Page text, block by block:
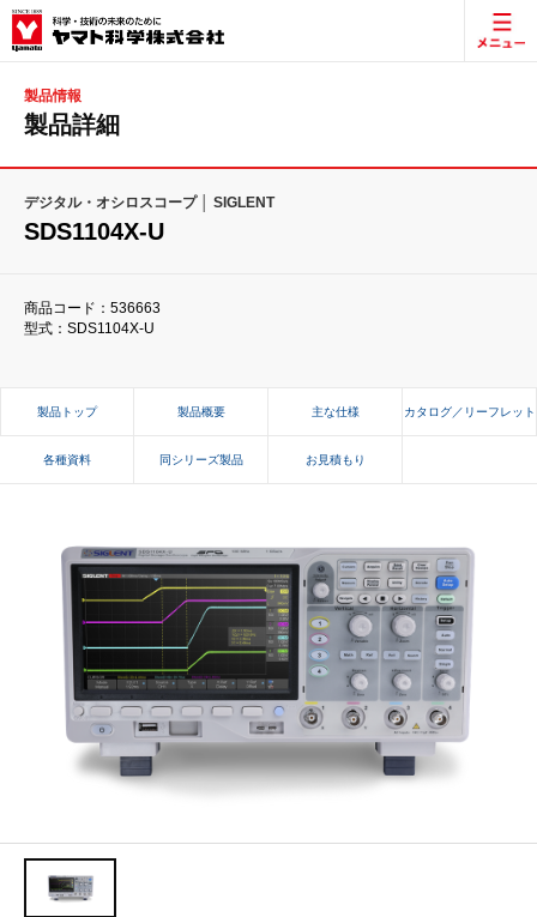
製品情報
製品詳細
デジタル・オシロスコープ │ SIGLENT
SDS1104X-U
商品コード：536663
型式：SDS1104X-U
製品トップ 製品概要 主な仕様 カタログ／リーフレット
各種資料 同シリーズ製品 お見積もり